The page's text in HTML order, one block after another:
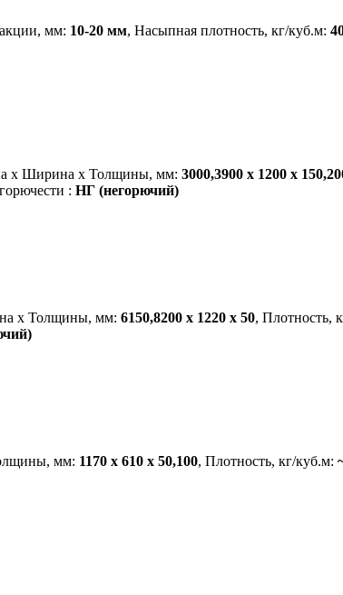
мм: 10-20 мм, Насыпная плотность, кг/куб.м:
х Ширина х Толщины, мм: 3000,3900 х 1200 х
: НГ (негорючий)
х Толщины, мм: 6150,8200 х 1220 х 50, Плотность,
мм: 1170 х 610 х 50,100, Плотность, кг/куб.м: